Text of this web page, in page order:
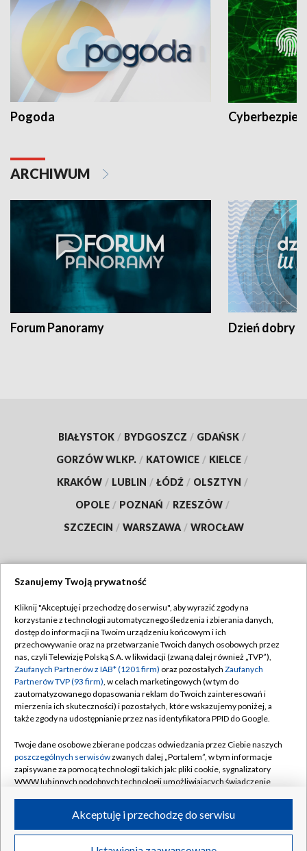
Pogoda
ARCHIWUM
Forum Panoramy Dzień dobry
BIAŁYSTOK / BYDGOSZCZ / GDAŃSK /
GORZÓW WLKP. / KATOWICE / KIELCE /
KRAKÓW / LUBLIN / ŁÓDŹ / OLSZTYN /
OPOLE / POZNAŃ / RZESZÓW /
SZCZECIN / WARSZAWA / WROCŁAW
TVP
Abonament TVP
Emisja w TVP
Centrum informacji TVP
Naziemna Telewizja Cyfrowa
Rada Programowa
System NOS
Informacje o nadawcy
Program dla prasy
Regulamin TVP
Polityka prywatności
Moje zgody
Pomoc
Kontakt
Kanały
©2026 Telewizja Polska S.A. w likwidacji
Szanujemy Twoją prywatność
Kliknij "Akceptuję i przechodzę do serwisu", aby wyrazić zgody na
korzystanie z technologii automatycznego śledzenia i zbierania danych,
dostęp do informacji na Twoim urządzeniu końcowym i ich
przechowywanie oraz na przetwarzanie Twoich danych osobowych przez
nas, czyli Telewizję Polską S.A. w likwidacji (zwaną dalej również „TVP”),
Zaufanych Partnerów z IAB* (1201 firm) oraz pozostałych Zaufanych
Partnerów TVP (93 firm), w celach marketingowych (w tym do
zautomatyzowanego dopasowania reklam do Twoich zainteresowań i
mierzenia ich skuteczności) i pozostałych, które wskazujemy poniżej, a
także zgody na udostępnianie przez nas identyfikatora PPID do Google.
Twoje dane osobowe zbierane podczas odwiedzania przez Ciebie naszych
poszczególnych serwisówzwanych dalej „Portalem”, w tym informacje
zapisywane za pomocą technologii takich jak: pliki cookie, sygnalizatory
WWW lub innych podobnych technologii umożliwiających świadczenie
ruchu w Internecie.
Twoje dane osobowe zbierane podczas odwiedzania przez Ciebie
Akceptuję i przechodzę do serwisu